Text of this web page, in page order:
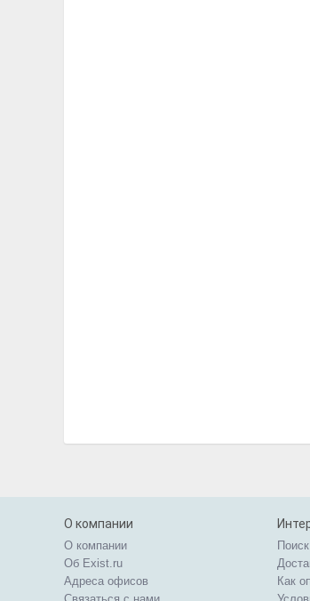
О компании
О компании
Об Exist.ru
Адреса офисов
Как